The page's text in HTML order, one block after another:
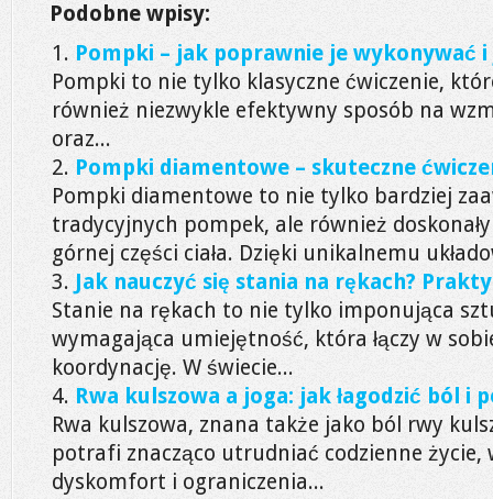
Podobne wpisy:
Pompki – jak poprawnie je wykonywać
Pompki to nie tylko klasyczne ćwiczenie,
również niezwykle efektywny sposób na
oraz...
Pompki diamentowe – skuteczne
Pompki diamentowe to nie tylko bardziej
tradycyjnych pompek, ale również
górnej części ciała. Dzięki unikalnemu
Jak nauczyć się stania na rękach?
Stanie na rękach to nie tylko imponująca
wymagająca umiejętność, która łączy w
koordynację. W świecie...
Rwa kulszowa a joga: jak łagodzić ból i
Rwa kulszowa, znana także jako ból rwy
potrafi znacząco utrudniać codzienne życie,
dyskomfort i ograniczenia...